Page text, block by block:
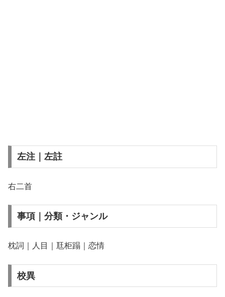
左注｜左註
右二首
事項｜分類・ジャンル
枕詞｜人目｜尫柜蹋｜恋情
校異